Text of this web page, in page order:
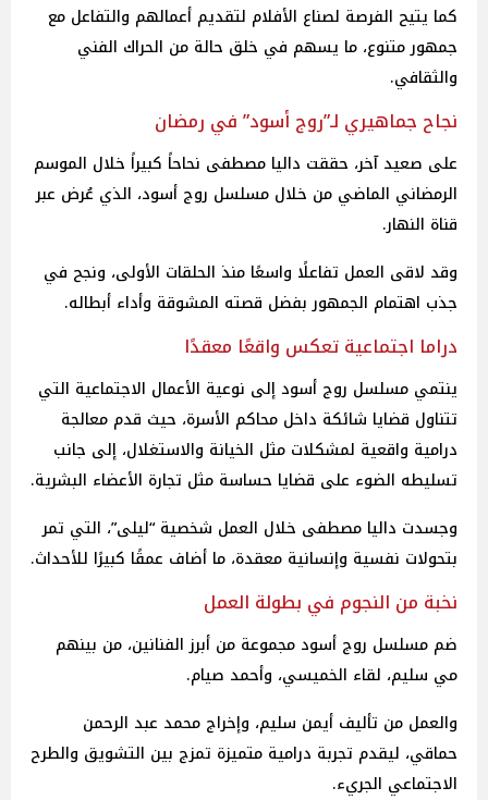
كما يتيح الفرصة لصناع الأفلام لتقديم أعمالهم والتفاعل مع
جمهور متنوع، ما يسهم في خلق حالة من الحراك الفني
والثقافي.
نجاح جماهيري لـ”روج أسود” في رمضان
على صعيد آخر، حققت داليا مصطفى نحاحاً كبيراً خلال الموسم
الرمضاني الماضي من خلال مسلسل روج أسود، الذي عُرض عبر
قناة النهار.
وقد لاقى العمل تفاعلًا واسعًا منذ الحلقات الأولى، ونجح في
جذب اهتمام الجمهور بفضل قصته المشوقة وأداء أبطاله.
دراما اجتماعية تعكس واقعًا معقدًا
ينتمي مسلسل روج أسود إلى نوعية الأعمال الاجتماعية التي
تتناول قضايا شائكة داخل محاكم الأسرة، حيث قدم معالجة
درامية واقعية لمشكلات مثل الخيانة والاستغلال، إلى جانب
تسليطه الضوء على قضايا حساسة مثل تجارة الأعضاء البشرية.
وجسدت داليا مصطفى خلال العمل شخصية “ليلى”، التي تمر
بتحولات نفسية وإنسانية معقدة، ما أضاف عمقًا كبيرًا للأحداث.
نخبة من النجوم في بطولة العمل
ضم مسلسل روج أسود مجموعة من أبرز الفنانين، من بينهم
مي سليم، لقاء الخميسي، وأحمد صيام.
والعمل من تأليف أيمن سليم، وإخراج محمد عبد الرحمن
حماقي، ليقدم تجربة درامية متميزة تمزج بين التشويق والطرح
الاجتماعي الجريء.